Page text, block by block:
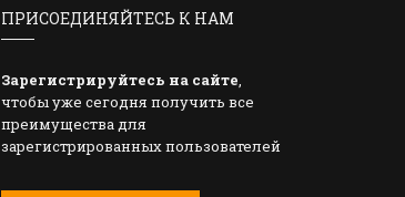
ПРИСОЕДИНЯЙТЕСЬ К НАМ
Зарегистрируйтесь на сайте,
чтобы уже сегодня получить все
преимущества для
зарегистрированных пользователей